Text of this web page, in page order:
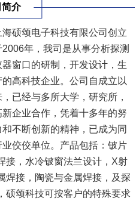
介
海硕颂电子科技有限公司创立
2006年，我司是从事分析探测
器窗口的研制，开发设计，生
的高科技企业。公司自成立以
，已经与多所大学，研究所，
新企业合作，凭着十多年的努
和不断创新的精神，已成为同
业佼佼单位。产品包括：铍片
接，水冷铍窗法兰设计，X射
焊接，陶瓷与金属焊接，及探
硕颂科技可按客户的特殊要求